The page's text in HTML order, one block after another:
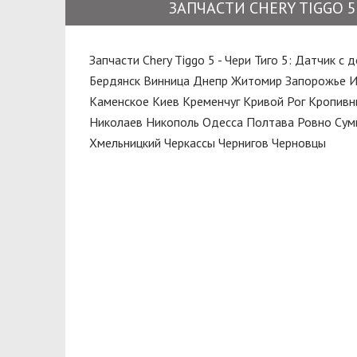
Прокладка впускного коллектора
Прокладка головки блока
цилиндров
Прокладка крышки клапанов
PROFIT
RAISO
RIDER
SATO Tech
SHAFER
ЗАПЧАСТИ CHERY
Запчасти Chery Tiggo 5 - Чери Тиго 5: Датчик с
Бердянск Винница Днепр Житомир Запорожье
Каменское Киев Кременчуг Кривой Рог
Николаев Никополь Одесса Полтава Ровно
Хмельницкий Черкассы Чернигов Черновцы